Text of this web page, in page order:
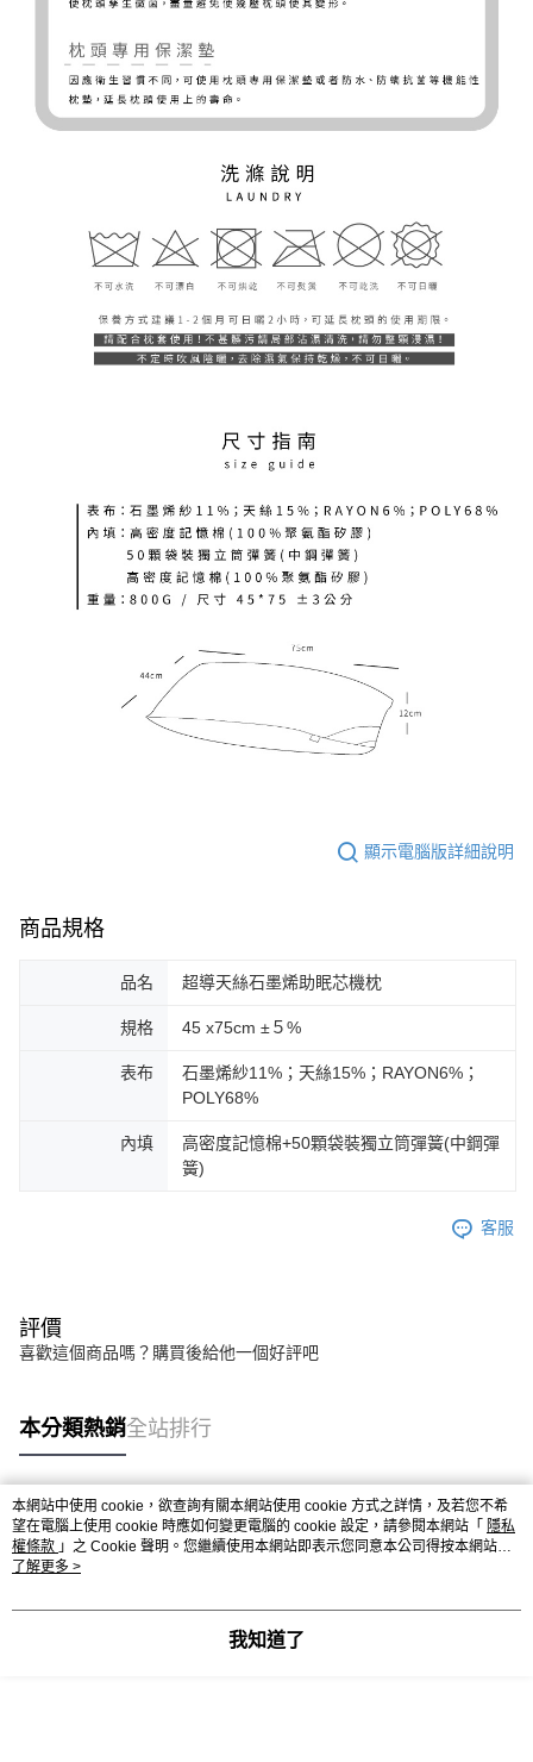
顯示電腦版詳細說明
商品規格
品名 超導天絲石墨烯助眠芯機枕
規格 45 x75cm ±５%
表布
石墨烯紗11%；天絲15%；RAYON6%；
POLY68%
內填
高密度記憶棉+50顆袋裝獨立筒彈簧(中鋼彈
簧)
客服
評價
喜歡這個商品嗎？購買後給他一個好評吧
本分類熱銷全站排行
熱門標籤
本網站中使用 cookie，欲查詢有關本網站使用 cookie 方式之詳情，及若您不希
望在電腦上使用 cookie 時應如何變更電腦的 cookie 設定，請參閱本網站「 隱私
權條款 」之 Cookie 聲明。您繼續使用本網站即表示您同意本公司得按本網站使
用條款之 Cookie 聲明使用 cookie。
了解更多 >
我知道了